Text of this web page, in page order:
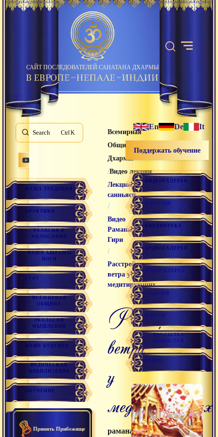
САЙТ ПОСЛЕДОВАТЕЛЕЙ САНАТАНА ДХАРМЫ
Search K
НАША ТРАДИЦИЯ
ПРАКТИКИ
РЕЛИГИЯ И
ФИЛОСОФИЯ
НАШИ АШРАМЫ
ЙОГИ
ГУРУ
ВСЕМИРНАЯ
ОБЩИНА
ЭКОЛОГИЯ
МЫШЛЕНИЯ
НАШЕ БУДУЩЕЕ
ВЕДИЧЕСКАЯ
ЦИВИЛИЗАЦИЯ
ОБУЧЕНИЕ
Принять Прибежище
Всемирная
Община Санатана
Дхармы
/Видео лекции/
Лекции
санньяси
/
Видео
Раманатха
Гири
/
Расстройство
ветра у
медитирующих
расстройство
ветра
у
медитирующих
раманатха
En De It
Поддержать обучение
ВИДЕОГАЛЕРЕЯ
МАГАЗИН
БИБЛИОТЕКА
АУДИОГАЛЕРЕЯ
ФОТОГАЛЕРЕЯ
ССЫЛКИ
ФОРУМ
РАССЫЛКА
НОВОСТЕЙ
РАДИО